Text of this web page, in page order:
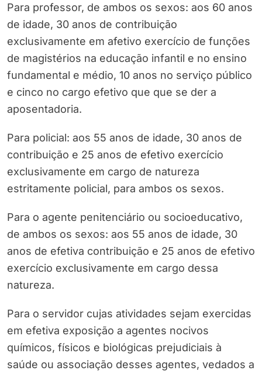
Para professor, de ambos os sexos: aos 60 anos
de idade, 30 anos de contribuição
exclusivamente em afetivo exercício de funções
de magistérios na educação infantil e no ensino
fundamental e médio, 10 anos no serviço público
e cinco no cargo efetivo que que se der a
aposentadoria.
Para policial: aos 55 anos de idade, 30 anos de
contribuição e 25 anos de efetivo exercício
exclusivamente em cargo de natureza
estritamente policial, para ambos os sexos.
Para o agente penitenciário ou socioeducativo,
de ambos os sexos: aos 55 anos de idade, 30
anos de efetiva contribuição e 25 anos de efetivo
exercício exclusivamente em cargo dessa
natureza.
Para o servidor cujas atividades sejam exercidas
em efetiva exposição a agentes nocivos
químicos, físicos e biológicas prejudiciais à
saúde ou associação desses agentes, vedados a